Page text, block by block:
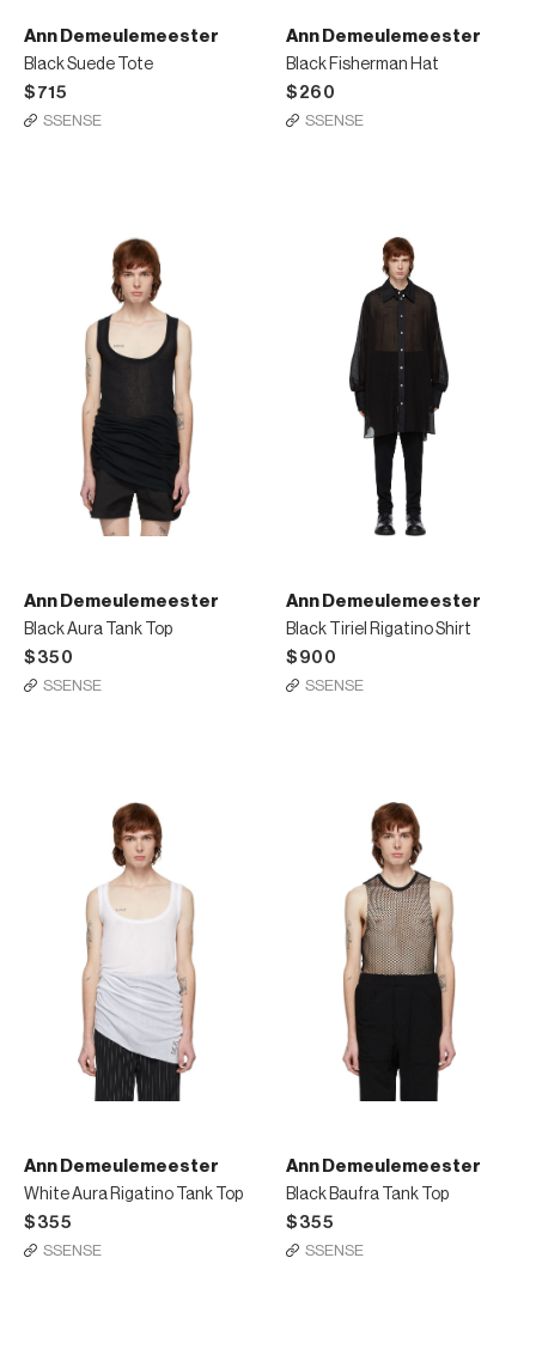
Ann Demeulemeester
Black Suede Tote
$715
SSENSE
Ann Demeulemeester
Black Fisherman Hat
$260
SSENSE
Ann Demeulemeester
Black Aura Tank Top
$350
SSENSE
Ann Demeulemeester
Black Tiriel Rigatino Shirt
$900
SSENSE
Ann Demeulemeester
White Aura Rigatino Tank Top
$355
SSENSE
Ann Demeulemeester
Black Baufra Tank Top
$355
SSENSE